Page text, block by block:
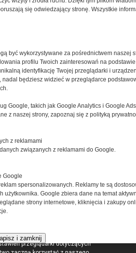
korzystania z portalu
jest równoznaczne
warunków ustanowionych
Spółka z ograniczoną
komandytowa, nr KRS:
REGON 146393437
w postaci Regulaminu.
pliki cookies do przechowywania
komputerze. Pliki cookies stosujemy
usług na najwyższym poziomie,
do indywidualnych potrzeb.
W każdym momencie możesz
przeglądarki dotyczących
się odwiedzający stronę. Wszystkie
być wykorzystywane za pośrednictwem naszej
profilu Twoich zainteresowań na
identyfikację Twojej przeglądarki i
będziesz widzieć w przeglądarce
Google, takich jak Google Analytics i Google
z naszej strony, zapoznaj się z polityką
z reklamami
związanych z reklamami do Google.
Google
spersonalizowanych. Reklamy te są
użytkownika. Google zbiera dane na temat
strony internetowe, kliknięcia i zakupy
i zamknij